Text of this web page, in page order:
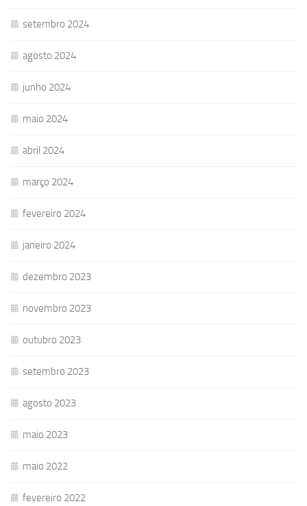
setembro 2024
agosto 2024
junho 2024
maio 2024
abril 2024
março 2024
fevereiro 2024
janeiro 2024
dezembro 2023
novembro 2023
outubro 2023
setembro 2023
agosto 2023
maio 2023
maio 2022
fevereiro 2022